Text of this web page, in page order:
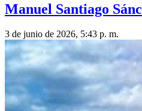
Manuel Santiago
3 de junio de 2026, 5:43 p. m.